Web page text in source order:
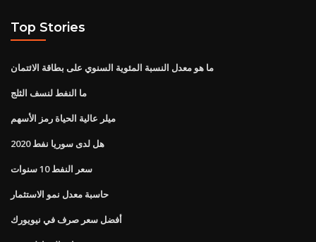
Top Stories
ما هو معدل النسبة المئوية السنوي على بطاقة الائتمان
ما النفط لنسف الثلج
ميلر عالية الحياة رمز الأسهم
هل لدى سوريا نفط 2020
سعر النفط 10 سنوات
حاسبة معدل نمو الاستثمار
أفضل سعر صرف في نيويورك